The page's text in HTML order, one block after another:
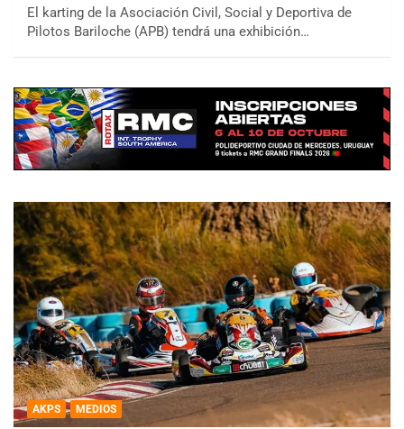
El karting de la Asociación Civil, Social y Deportiva de
Pilotos Bariloche (APB) tendrá una exhibición…
AKPS MEDIOS